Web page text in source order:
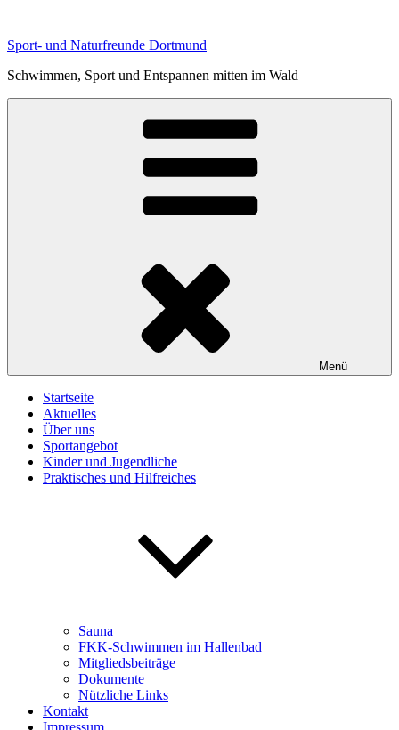
springen
Sport- und Naturfreunde Dortmund
Schwimmen, Sport und Entspannen mitten im Wald
Menü
Startseite
Aktuelles
Über uns
Sportangebot
Kinder und Jugendliche
Praktisches und Hilfreiches
Sauna
FKK-Schwimmen im Hallenbad
Mitgliedsbeiträge
Dokumente
Nützliche Links
Kontakt
Impressum